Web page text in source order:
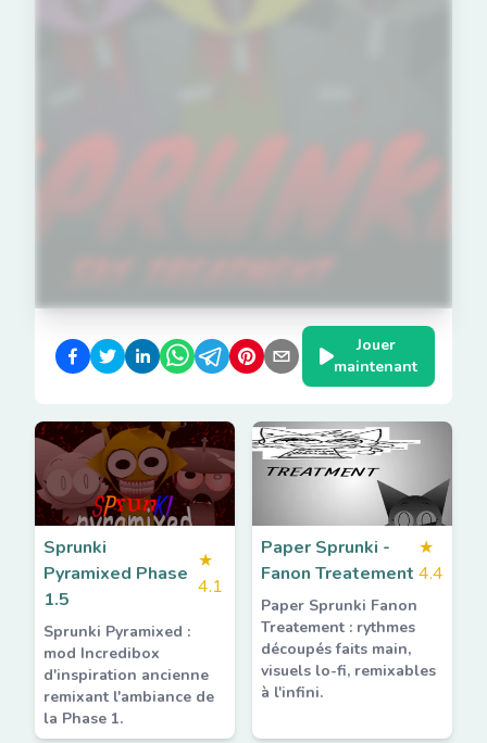
Jouer
maintenant
Sprunki
Pyramixed Phase
1.5
★
4.1
Sprunki Pyramixed :
mod Incredibox
d'inspiration ancienne
remixant l'ambiance de
la Phase 1.
Paper Sprunki -
Fanon Treatement
★
4.4
Paper Sprunki Fanon
Treatement : rythmes
découpés faits main,
visuels lo-fi, remixables
à l'infini.